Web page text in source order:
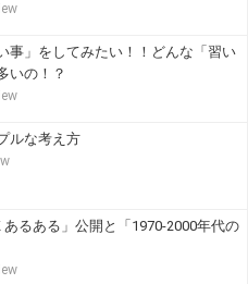
事」をしてみたい！！どんな「習い
いの！？
ルな考え方
あるある」公開と「1970-2000年代の